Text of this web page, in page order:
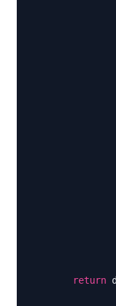
return